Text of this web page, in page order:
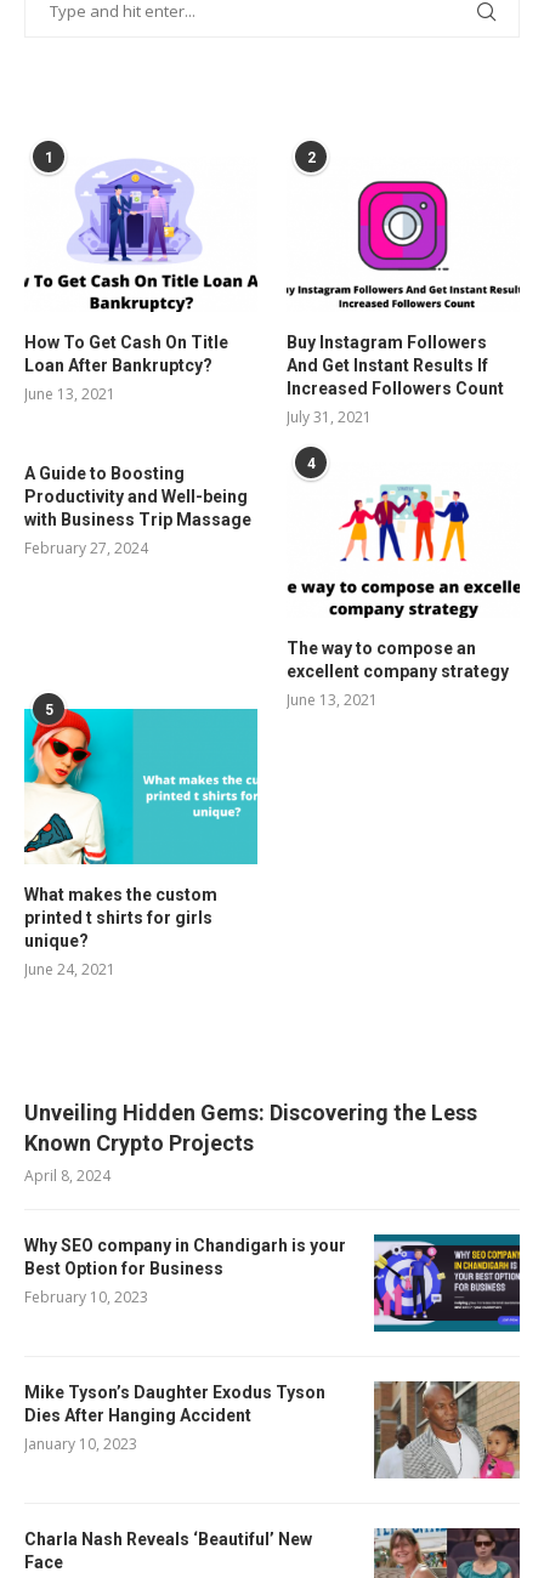
1
How To Get Cash On Title
Loan After Bankruptcy?
June 13, 2021
2
Buy Instagram Followers
And Get Instant Results If
Increased Followers Count
July 31, 2021
A Guide to Boosting
Productivity and Well-being
with Business Trip Massage
February 27, 2024
4
The way to compose an
excellent company strategy
June 13, 2021
5
What makes the custom
printed t shirts for girls
unique?
June 24, 2021
Unveiling Hidden Gems: Discovering the Less
Known Crypto Projects
April 8, 2024
Why SEO company in Chandigarh is your
Best Option for Business
February 10, 2023
Mike Tyson’s Daughter Exodus Tyson
Dies After Hanging Accident
January 10, 2023
Charla Nash Reveals ‘Beautiful’ New
Face